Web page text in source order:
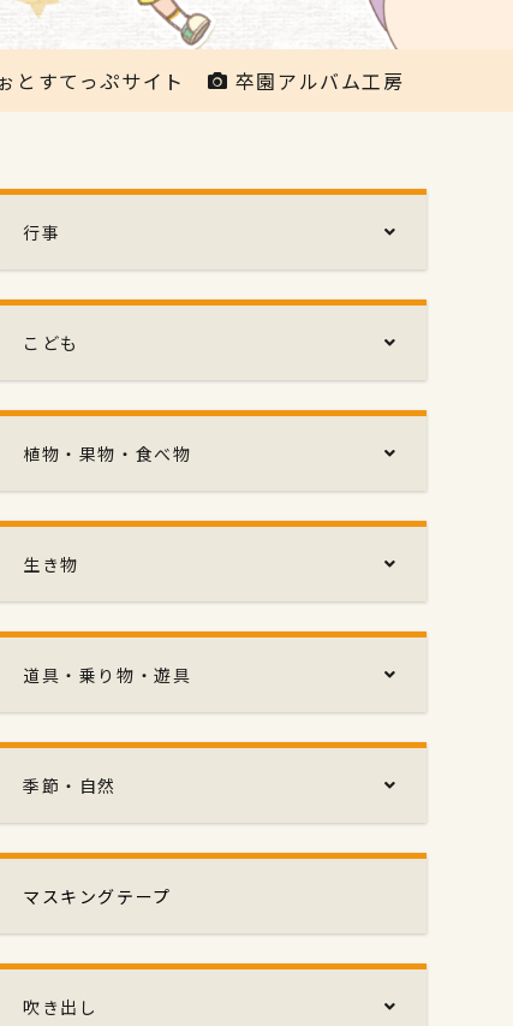
とすてっぷサイト 卒園アルバム工房
行事
こども
植物・果物・食べ物
生き物
道具・乗り物・遊具
季節・自然
マスキングテープ
吹き出し